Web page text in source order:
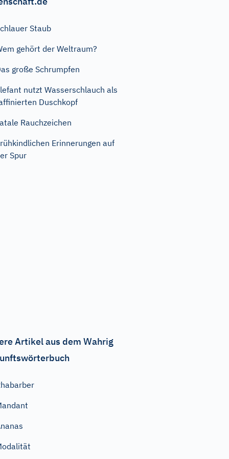
Staub
gehört der Weltraum?
große Schrumpfen
nutzt Wasserschlauch als
Duschkopf
Rauchzeichen
Erinnerungen auf
Spur
Artikel aus dem Wahrig